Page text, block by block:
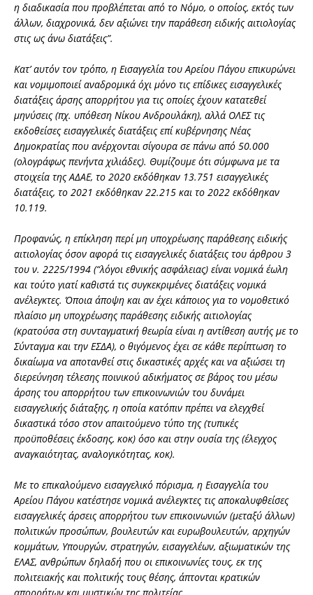
η διαδικασία που προβλέπεται από το Νόμο, ο οποίος, εκτός των
άλλων, διαχρονικά, δεν αξιώνει την παράθεση ειδικής αιτιολογίας
στις ως άνω διατάξεις”.
Κατ’ αυτόν τον τρόπο, η Εισαγγελία του Αρείου Πάγου επικυρώνει
και νομιμοποιεί αναδρομικά όχι μόνο τις επίδικες εισαγγελικές
διατάξεις άρσης απορρήτου για τις οποίες έχουν κατατεθεί
μηνύσεις (πχ. υπόθεση Νίκου Ανδρουλάκη), αλλά ΟΛΕΣ τις
εκδοθείσες εισαγγελικές διατάξεις επί κυβέρνησης Νέας
Δημοκρατίας που ανέρχονται σίγουρα σε πάνω από 50.000
(ολογράφως πενήντα χιλιάδες). Θυμίζουμε ότι σύμφωνα με τα
στοιχεία της ΑΔΑΕ, το 2020 εκδόθηκαν 13.751 εισαγγελικές
διατάξεις, το 2021 εκδόθηκαν 22.215 και το 2022 εκδόθηκαν
10.119.
Προφανώς, η επίκληση περί μη υποχρέωσης παράθεσης ειδικής
αιτιολογίας όσον αφορά τις εισαγγελικές διατάξεις του άρθρου 3
του ν. 2225/1994 (“λόγοι εθνικής ασφάλειας) είναι νομικά έωλη
και τούτο γιατί καθιστά τις συγκεκριμένες διατάξεις νομικά
ανέλεγκτες. Όποια άποψη και αν έχει κάποιος για το νομοθετικό
πλαίσιο μη υποχρέωσης παράθεσης ειδικής αιτιολογίας
(κρατούσα στη συνταγματική θεωρία είναι η αντίθεση αυτής με το
Σύνταγμα και την ΕΣΔΑ), ο θιγόμενος έχει σε κάθε περίπτωση το
δικαίωμα να αποτανθεί στις δικαστικές αρχές και να αξιώσει τη
διερεύνηση τέλεσης ποινικού αδικήματος σε βάρος του μέσω
άρσης του απορρήτου των επικοινωνιών του δυνάμει
εισαγγελικής διάταξης, η οποία κατόπιν πρέπει να ελεγχθεί
δικαστικά τόσο στον απαιτούμενο τύπο της (τυπικές
προϋποθέσεις έκδοσης, κοκ) όσο και στην ουσία της (έλεγχος
αναγκαιότητας, αναλογικότητας, κοκ).
Με το επικαλούμενο εισαγγελικό πόρισμα, η Εισαγγελία του
Αρείου Πάγου κατέστησε νομικά ανέλεγκτες τις αποκαλυφθείσες
εισαγγελικές άρσεις απορρήτου των επικοινωνιών (μεταξύ άλλων)
πολιτικών προσώπων, βουλευτών και ευρωβουλευτών, αρχηγών
κομμάτων, Υπουργών, στρατηγών, εισαγγελέων, αξιωματικών της
ΕΛΑΣ, ανθρώπων δηλαδή που οι επικοινωνίες τους, εκ της
πολιτειακής και πολιτικής τους θέσης, άπτονται κρατικών